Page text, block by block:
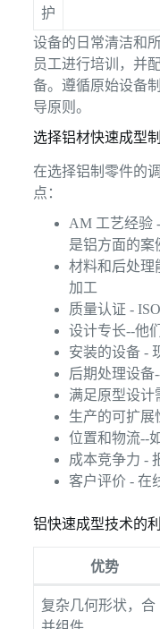
护
设备的日常清洁和
员工进行培训，并
备。遵循原始设备
导原则。
选择铝材快速成型
在选择铝制零件的
点：
AM 工艺经验
是铝方面的案
材料和后处理
加工
质量认证 -
设计专长--他
安装的设备 -
后期处理设备
满足原型设计
生产的可扩展
位置和物流--
成本竞争力 -
客户评价 - 在
铝快速成型技术的
优势
复杂几何形状，合